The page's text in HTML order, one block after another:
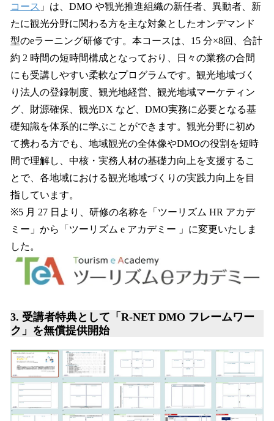
コース 」は、DMO や観光推進組織の新任者、異動者、新
たに観光分野に関わる方を主な対象としたオンデマンド
型のeラーニング研修です。本コースは、15 分×8回、合計
約 2 時間の短時間構成となっており、日々の業務の合間
にも受講しやすい柔軟なプログラムです。観光地域づく
り法人の登録制度、観光地経営、観光地域マーケティン
グ、財源確保、観光DX など、DMO実務に必要となる基
礎知識を体系的に学ぶことができます。観光分野に初め
て携わる方でも、地域観光の全体像やDMOの役割を短時
間で理解し、中核・実務人材の基礎力向上を支援するこ
とで、各地域における観光地域づくりの実践力向上を目
指しています。
※5 月 27 日より、研修の名称を「ツーリズム HR アカデ
ミー」から「ツーリズム e アカデミー 」に変更いたしま
した。
3. 受講者特典として「R-NET DMO フレームワー
ク」を無償提供開始